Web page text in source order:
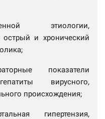
этиологии,
и хронический
показатели
вирусного,
происхождения;
гипертензия,